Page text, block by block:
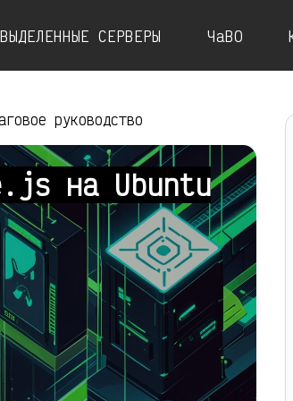
ВЫДЕЛЕННЫЕ СЕРВЕРЫ ЧаВО
руководство
на Ubuntu